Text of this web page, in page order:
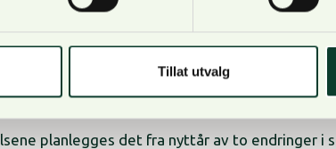
Tillat utvalg
(Hovedkode 102) kan synes lite relevante,
planlegges det fra nyttår av to endringer i